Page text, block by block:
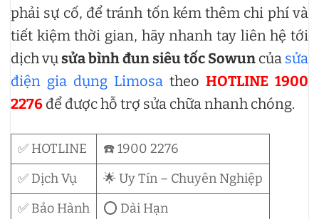
phải sự cố, để tránh tốn kém thêm chi phí và
tiết kiệm thời gian, hãy nhanh tay liên hệ tới
dịch vụsửa bình đun siêu tốc Sowun của sửa
điện gia dụng Limosa theo HOTLINE 1900
2276 để được hỗ trợ sửa chữa nhanh chóng.
✅ HOTLINE
☎️ 1900 2276
✅ Dịch Vụ
🌟 Uy Tín – Chuyên Nghiệp
✅ Bảo Hành
⭕ Dài Hạn